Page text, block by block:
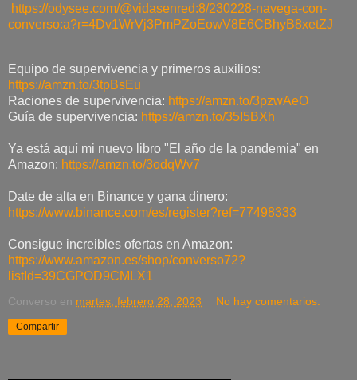
https://odysee.com/@vidasenred:8/230228-navega-con-
converso:a?r=4Dv1WrVj3PmPZoEowV8E6CBhyB8xetZJ
Equipo de supervivencia y primeros auxilios:
https://amzn.to/3tpBsEu
Raciones de supervivencia: https://amzn.to/3pzwAeO
Guía de supervivencia: https://amzn.to/35I5BXh
Ya está aquí mi nuevo libro "El año de la pandemia" en
Amazon: https://amzn.to/3odqWv7
Date de alta en Binance y gana dinero:
https://www.binance.com/es/register?ref=77498333
Consigue increibles ofertas en Amazon:
https://www.amazon.es/shop/converso72?
listId=39CGPOD9CMLX1
Converso en martes, febrero 28, 2023 No hay comentarios:
Compartir